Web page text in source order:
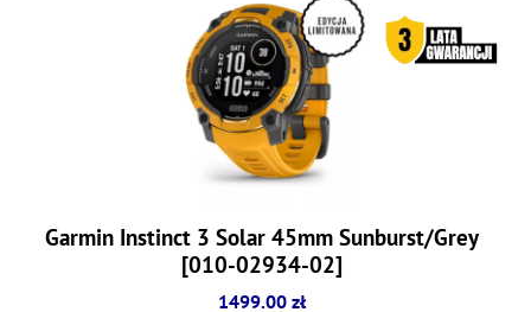
Garmin Instinct 3 Solar 45mm Sunburst/Grey
[010-02934-02]
1499.00 zł